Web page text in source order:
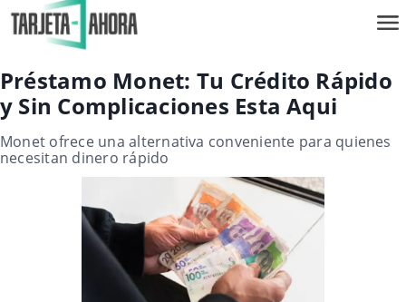
Préstamo Monet: Tu Crédito Rápido
y Sin Complicaciones Esta Aqui
Monet ofrece una alternativa conveniente para quienes
necesitan dinero rápido